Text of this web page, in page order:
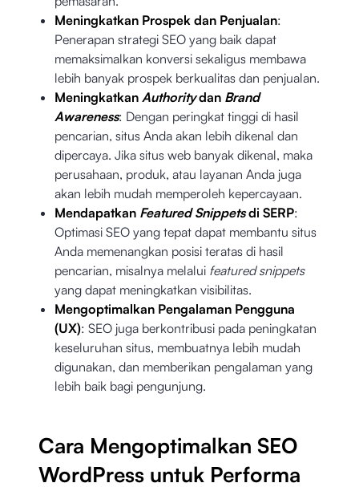
Meningkatkan Prospek dan Penjualan:
Penerapan strategi SEO yang baik dapat
memaksimalkan konversi sekaligus membawa
lebih banyak prospek berkualitas dan penjualan.
Meningkatkan Authoritydan Brand
Awareness: Dengan peringkat tinggi di hasil
pencarian, situs Anda akan lebih dikenal dan
dipercaya. Jika situs web banyak dikenal, maka
perusahaan, produk, atau layanan Anda juga
akan lebih mudah memperoleh kepercayaan.
Mendapatkan Featured Snippetsdi SERP:
Optimasi SEO yang tepat dapat membantu situs
Anda memenangkan posisi teratas di hasil
pencarian, misalnya melalui featured snippets
yang dapat meningkatkan visibilitas.
Mengoptimalkan Pengalaman Pengguna
(UX): SEO juga berkontribusi pada peningkatan
keseluruhan situs, membuatnya lebih mudah
digunakan, dan memberikan pengalaman yang
lebih baik bagi pengunjung.
Cara Mengoptimalkan SEO
WordPress untuk Performa